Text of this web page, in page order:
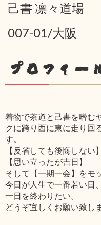
己書 凛々道場
007-01/大阪
プロフィー
着物で茶道と己書を嗜む
クに跨り西に東に走り回
す。
【反省しても後悔しない】
【思い立ったが吉日】
そして【一期一会】をモ
今日が人生で一番若い日
一日を終わりたい。
どうぞ宜しくお願い致し